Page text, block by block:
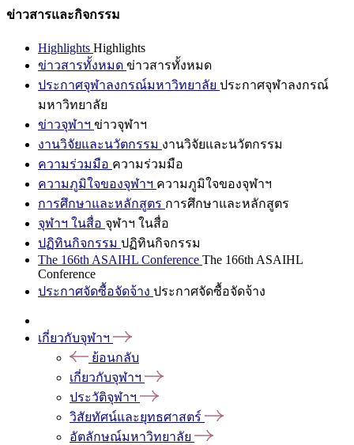
ข่าวสารและกิจกรรม
Highlights Highlights
ข่าวสารทั้งหมด ข่าวสารทั้งหมด
ประกาศจุฬาลงกรณ์มหาวิทยาลัย ประกาศจุฬาลงกรณ์
มหาวิทยาลัย
ข่าวจุฬาฯ ข่าวจุฬาฯ
งานวิจัยและนวัตกรรม งานวิจัยและนวัตกรรม
ความร่วมมือ ความร่วมมือ
ความภูมิใจของจุฬาฯ ความภูมิใจของจุฬาฯ
การศึกษาและหลักสูตร การศึกษาและหลักสูตร
จุฬาฯ ในสื่อ จุฬาฯ ในสื่อ
ปฏิทินกิจกรรม ปฏิทินกิจกรรม
The 166th ASAIHL Conference The 166th ASAIHL
Conference
ประกาศจัดซื้อจัดจ้าง ประกาศจัดซื้อจัดจ้าง
เกี่ยวกับจุฬาฯ
ย้อนกลับ
เกี่ยวกับจุฬาฯ
ประวัติจุฬาฯ
วิสัยทัศน์และยุทธศาสตร์
อัตลักษณ์มหาวิทยาลัย